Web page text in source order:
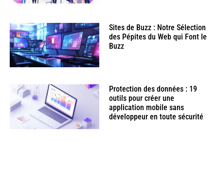
Sites de Buzz : Notre Sélection
des Pépites du Web qui Font le
Buzz
Protection des données : 19
outils pour créer une
application mobile sans
développeur en toute sécurité